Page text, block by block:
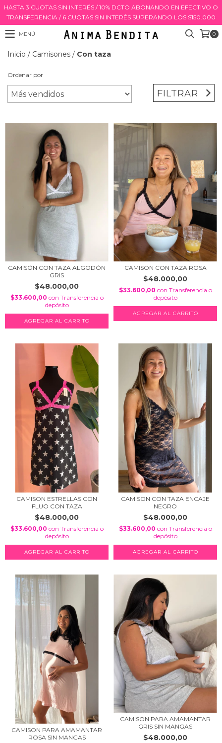
HASTA 3 CUOTAS SIN INTERÉS / 10% DCTO ABONANDO EN EFECTIVO O
TRANSFERENCIA / 6 CUOTAS SIN INTERÉS SUPERANDO LOS $150.000
MENÚ 0
Inicio / Camisones / Con taza
Ordenar por
FILTRAR
CAMISÓN CON TAZA ALGODÓN
GRIS
$48.000,00
$33.600,00 con Transferencia o
depósito
AGREGAR AL CARRITO
CAMISON CON TAZA ROSA
$48.000,00
$33.600,00 con Transferencia o
depósito
AGREGAR AL CARRITO
CAMISON ESTRELLAS CON
FLUO CON TAZA
$48.000,00
$33.600,00 con Transferencia o
depósito
AGREGAR AL CARRITO
CAMISON CON TAZA ENCAJE
NEGRO
$48.000,00
$33.600,00 con Transferencia o
depósito
AGREGAR AL CARRITO
CAMISON PARA AMAMANTAR
ROSA SIN MANGAS
CAMISON PARA AMAMANTAR
GRIS SIN MANGAS
$48.000,00